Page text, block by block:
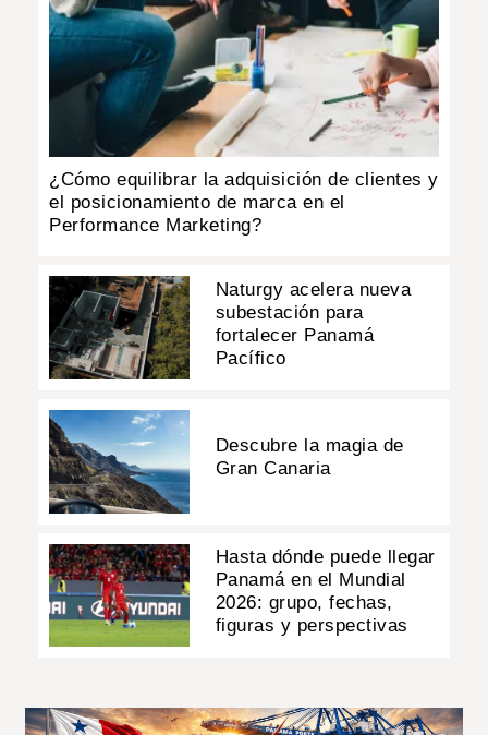
¿Cómo equilibrar la adquisición de clientes y
el posicionamiento de marca en el
Performance Marketing?
Naturgy acelera nueva
subestación para
fortalecer Panamá
Pacífico
Descubre la magia de
Gran Canaria
Hasta dónde puede llegar
Panamá en el Mundial
2026: grupo, fechas,
figuras y perspectivas